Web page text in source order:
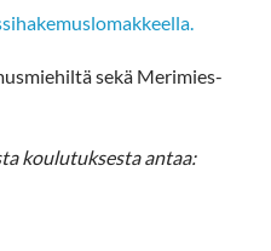
sekä Merimies-
koulutuksesta antaa: